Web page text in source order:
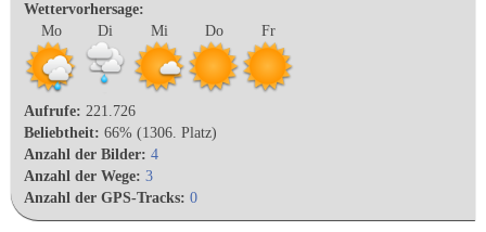
Wettervorhersage:
Mo
Di Mi Do Fr
Aufrufe: 221.726
Beliebtheit: 66% (1306. Platz)
Anzahl der Bilder: 4
Anzahl der Wege: 3
Anzahl der GPS-Tracks: 0